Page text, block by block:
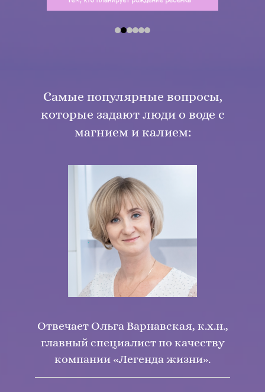
Самые популярные вопросы,
которые задают люди о воде с
магнием и калием:
Отвечает Ольга Варнавская, к.х.н.,
главный специалист по качеству
компании «Легенда жизни».